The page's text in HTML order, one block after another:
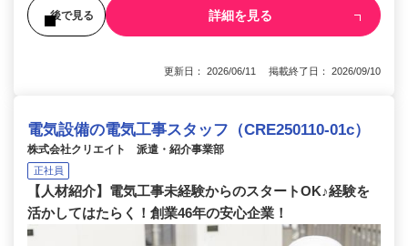
後で見る 詳細を見る
更新日： 2026/06/11 掲載終了日： 2026/09/10
電気設備の電気工事スタッフ（CRE250110-01c）
株式会社クリエイト 派遣・紹介事業部
正社員
【人材紹介】電気工事未経験からのスタートOK♪経験を
活かしてはたらく！創業46年の安心企業！